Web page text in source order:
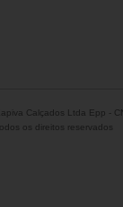
Calçados Ltda Epp -
os direitos reservados